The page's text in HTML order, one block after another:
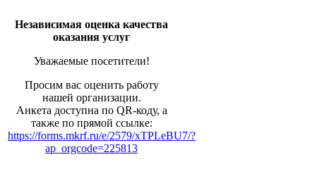
Независимая оценка качества
оказания услуг
Уважаемые посетители!
Просим вас оценить работу
нашей организации.
Анкета доступна по QR-коду, а
также по прямой ссылке:
https://forms.mkrf.ru/e/2579/xTPLeBU7/?
ap_orgcode=225813